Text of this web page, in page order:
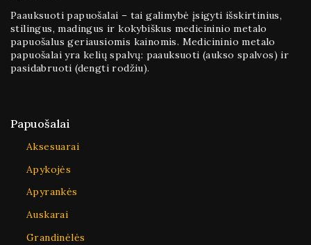
Paauksuoti papuošalai – tai galimybė įsigyti išskirtinius,
stilingus, madingus ir kokybiškus medicininio metalo
papuošalus geriausiomis kainomis. Medicininio metalo
papuošalai yra kelių spalvų: paauksuoti (aukso spalvos) ir
pasidabruoti (dengti rodžiu).
Papuošalai
Aksesuarai
Apykojės
Apyrankės
Auskarai
Grandinėlės